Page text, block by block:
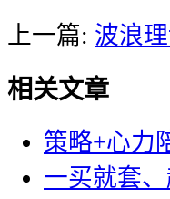
上一篇: 波浪
相关文章
策略+心力
一买就套